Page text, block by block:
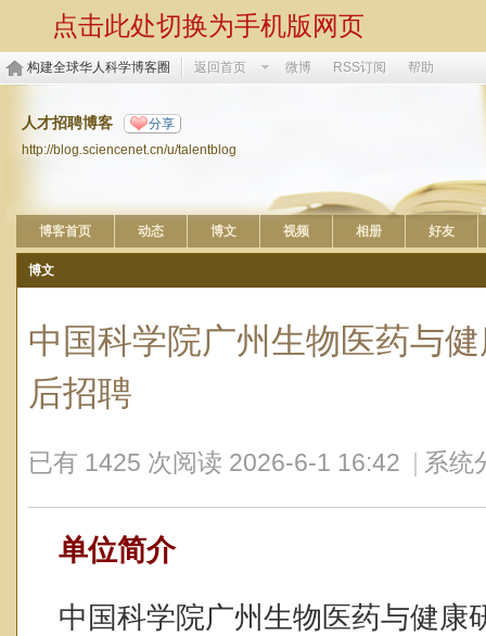
点击此处切换为手机版网页
构建全球华人科学博客圈 返回首页 微博 RSS订阅 帮助
人才招聘博客 分享
http://blog.sciencenet.cn/u/talentblog
博客首页 动态 博文 视频 相册 好友
博文
中国科学院广州生物医药与
后招聘
已有 1425 次阅读 2026-6-1 16:42 系统
单位简介
中国科学院广州生物医药与健康